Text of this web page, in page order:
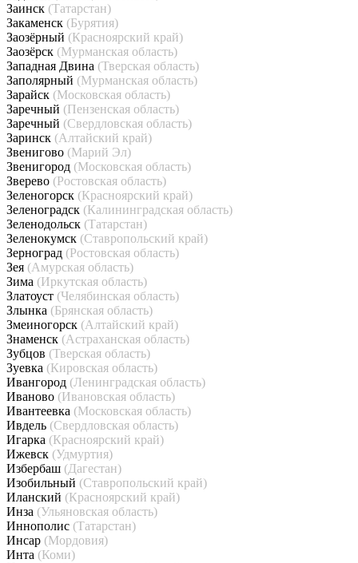
Заинск (Татарстан)
Закаменск (Бурятия)
Заозёрный (Красноярский край)
Заозёрск (Мурманская область)
Западная Двина (Тверская область)
Заполярный (Мурманская область)
Зарайск (Московская область)
Заречный (Пензенская область)
Заречный (Свердловская область)
Заринск (Алтайский край)
Звенигово (Марий Эл)
Звенигород (Московская область)
Зверево (Ростовская область)
Зеленогорск (Красноярский край)
Зеленоградск (Калининградская область)
Зеленодольск (Татарстан)
Зеленокумск (Ставропольский край)
Зерноград (Ростовская область)
Зея (Амурская область)
Зима (Иркутская область)
Златоуст (Челябинская область)
Злынка (Брянская область)
Змеиногорск (Алтайский край)
Знаменск (Астраханская область)
Зубцов (Тверская область)
Зуевка (Кировская область)
Ивангород (Ленинградская область)
Иваново (Ивановская область)
Ивантеевка (Московская область)
Ивдель (Свердловская область)
Игарка (Красноярский край)
Ижевск (Удмуртия)
Избербаш (Дагестан)
Изобильный (Ставропольский край)
Иланский (Красноярский край)
Инза (Ульяновская область)
Иннополис (Татарстан)
Инсар (Мордовия)
Инта (Коми)